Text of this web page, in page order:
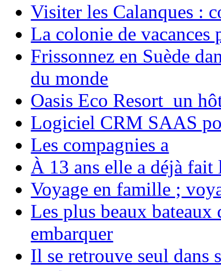
Visiter les Calanques :
La colonie de vacances
Frissonnez en Suède
du monde
Oasis Eco Resort un
Logiciel CRM SAAS
Les compagnies a
À 13 ans elle a déjà
Voyage en famille ;
Les plus beaux bateaux
embarquer
Il se retrouve seul dans